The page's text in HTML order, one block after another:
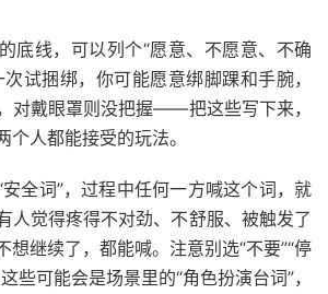
底线，可以列个“愿意、不愿意、不确
试捆绑，你可能愿意绑脚踝和手腕，
对戴眼罩则没把握——把这些写下来，
人都能接受的玩法。
全词”，过程中任何一方喊这个词，就
人觉得疼得不对劲、不舒服、被触发了
想继续了，都能喊。注意别选“不要”“停
可能会是场景里的“角色扮演台词”，